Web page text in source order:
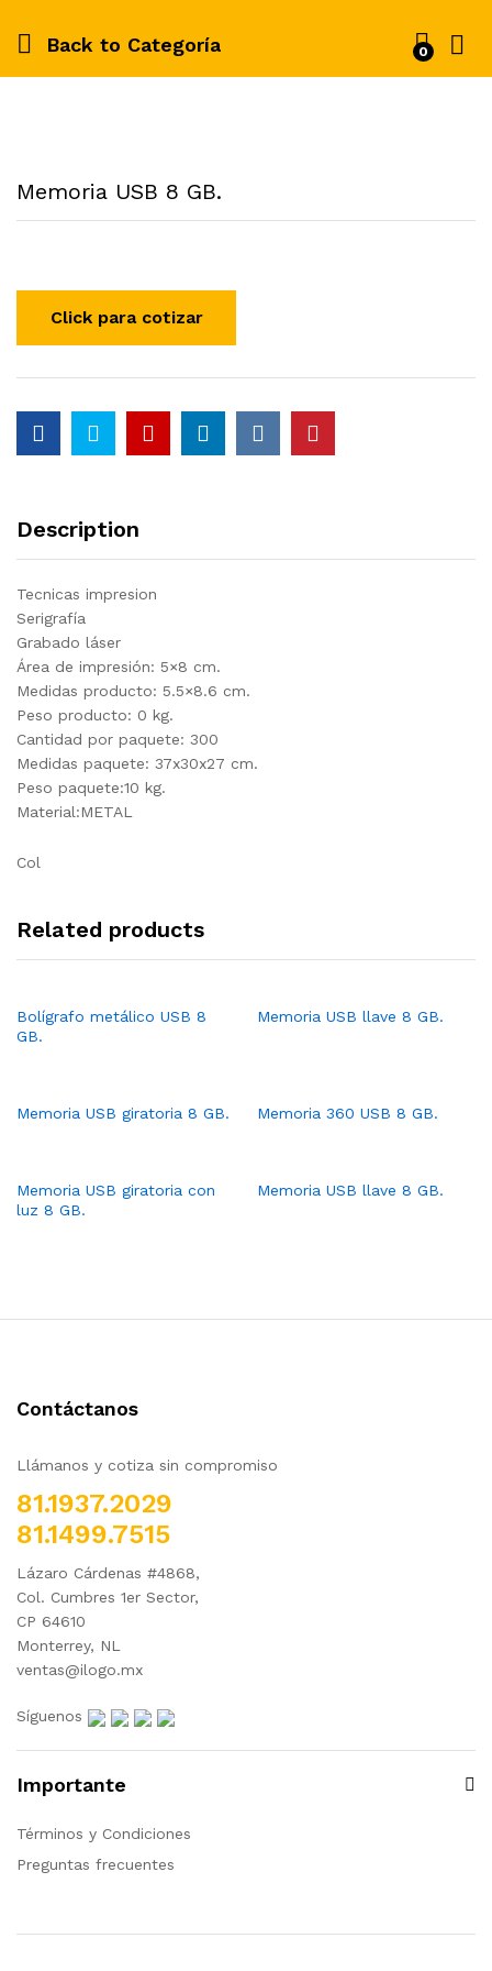
Back to Categoría 0
Memoria USB 8 GB.
Description
Tecnicas impresion
Serigrafía
Grabado láser
Área de impresión: 5×8 cm.
Medidas producto: 5.5×8.6 cm.
Peso producto: 0 kg.
Cantidad por paquete: 300
Medidas paquete: 37x30x27 cm.
Peso paquete:10 kg.
Material:METAL
Col
Related products
Bolígrafo metálico USB 8
GB.
Memoria USB llave 8 GB.
Memoria USB giratoria 8 GB. Memoria 360 USB 8 GB.
Memoria USB giratoria con
luz 8 GB.
Memoria USB llave 8 GB.
Contáctanos
Llámanos y cotiza sin compromiso
81.1937.2029
81.1499.7515
Lázaro Cárdenas #4868,
Col. Cumbres 1er Sector,
CP 64610
Monterrey, NL
ventas@ilogo.mx
Síguenos
Importante
Términos y Condiciones
Preguntas frecuentes